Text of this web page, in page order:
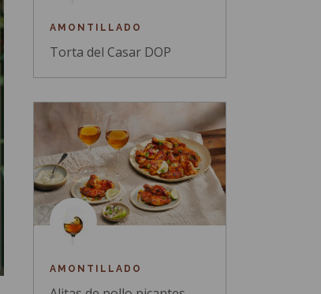
AMONTILLADO
Torta del Casar DOP
AMONTILLADO